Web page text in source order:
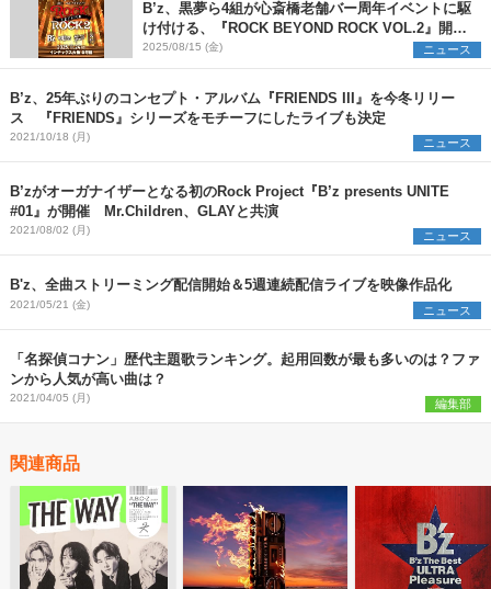
B’z、黒夢ら4組が心斎橋老舗バー周年イベントに駆
け付ける、『ROCK BEYOND ROCK VOL.2』開催
決定
2025/08/15 (金) ニュース
B’z、25年ぶりのコンセプト・アルバム『FRIENDS III』を今冬リリー
ス 『FRIENDS』シリーズをモチーフにしたライブも決定
2021/10/18 (月) ニュース
B’zがオーガナイザーとなる初のRock Project『B’z presents UNITE
#01』が開催 Mr.Children、GLAYと共演
2021/08/02 (月) ニュース
B'z、全曲ストリーミング配信開始＆5週連続配信ライブを映像作品化
2021/05/21 (金) ニュース
「名探偵コナン」歴代主題歌ランキング。起用回数が最も多いのは？ファ
ンから人気が高い曲は？
2021/04/05 (月) 編集部
関連商品